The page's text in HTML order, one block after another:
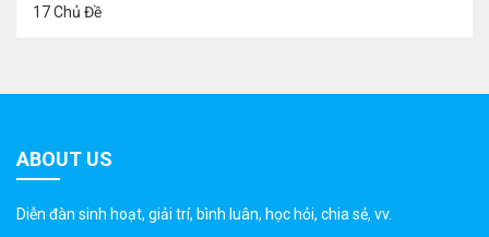
17 Chủ Đề
ABOUT US
Diễn đàn sinh hoạt, giải trí, bình luân, học hỏi, chia sẻ, vv.